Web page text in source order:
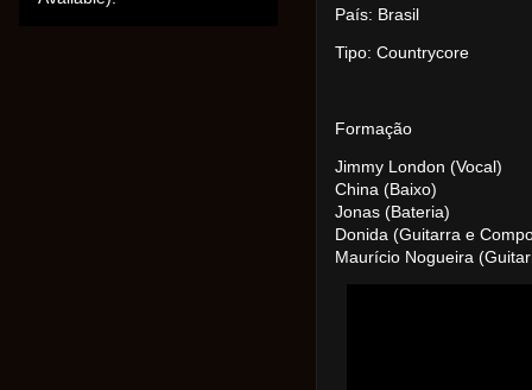
País: Brasil
Tipo: Countrycore
Formação
Jimmy London (Vocal)
China (Baixo)
Jonas (Bateria)
Donida (Guitarra e
Maurício Nogueira